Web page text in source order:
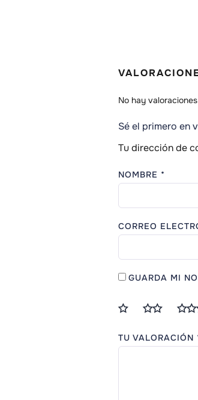
No hay
Sé el primero en
Tu dirección de
NOMBRE *
CORREO
GUARDA MI
TU VALORACIÓN